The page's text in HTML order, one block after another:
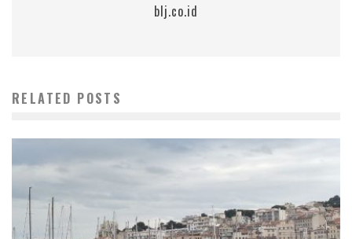
blj.co.id
RELATED POSTS